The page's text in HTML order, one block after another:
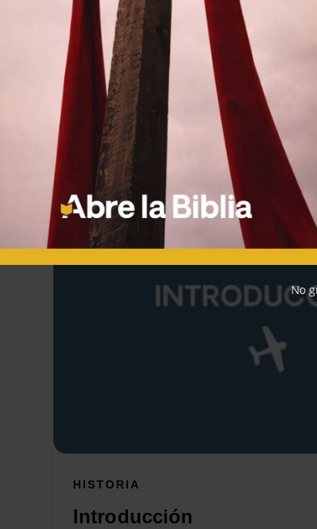
Tres maneras en que
evangelio
Colin Smith Ago 03, 2026
HISTORIA
Introducción
No